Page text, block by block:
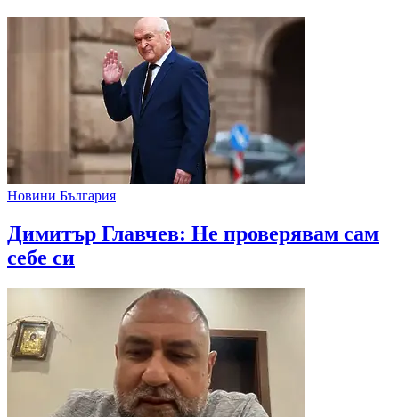
Новини България
Димитър Главчев: Не проверявам сам
себе си